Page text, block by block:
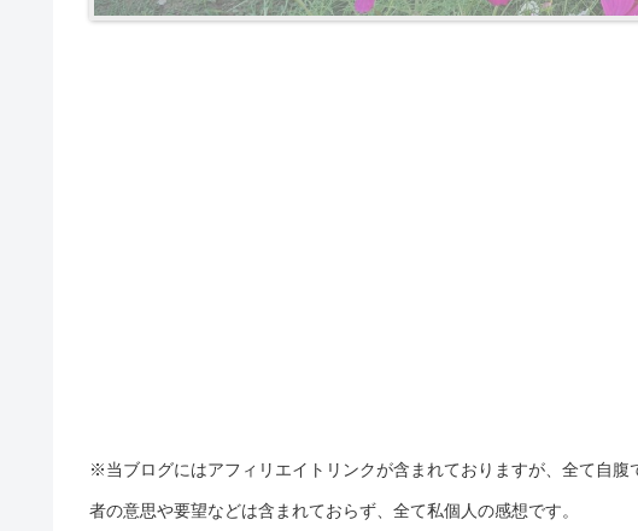
※当ブログにはアフィリエイトリンクが含まれておりますが、全て自
者の意思や要望などは含まれておらず、全て私個人の感想です。